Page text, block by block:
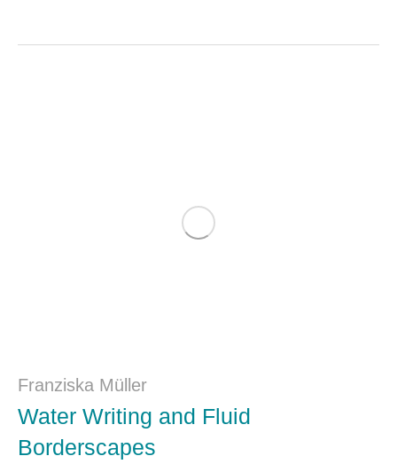
Franziska Müller
Water Writing and Fluid
Borderscapes